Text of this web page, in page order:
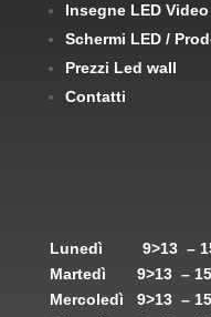
Insegne LED Video
Schermi LED /
Prezzi Led wall
Contatti
Lunedì 9>13 –
Martedì 9>13 –
Mercoledì 9>13 –